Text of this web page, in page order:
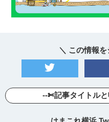
＼ この情報
--✄記事タイトル